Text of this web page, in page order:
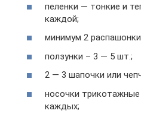
пеленки — тонкие и
каждой;
минимум 2
ползунки – 3 — 5 шт.;
2 — 3 шапочки или
носочки
каждых;